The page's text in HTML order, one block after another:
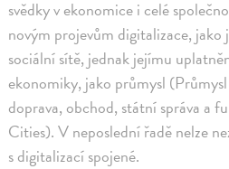
svědky v ekonomice i celé
novým projevům digitalizace, jako
sociální sítě, jednak jejímu
ekonomiky, jako průmysl
doprava, obchod, státní správa a
Cities). V neposlední řadě nelze
s digitalizací spojené.